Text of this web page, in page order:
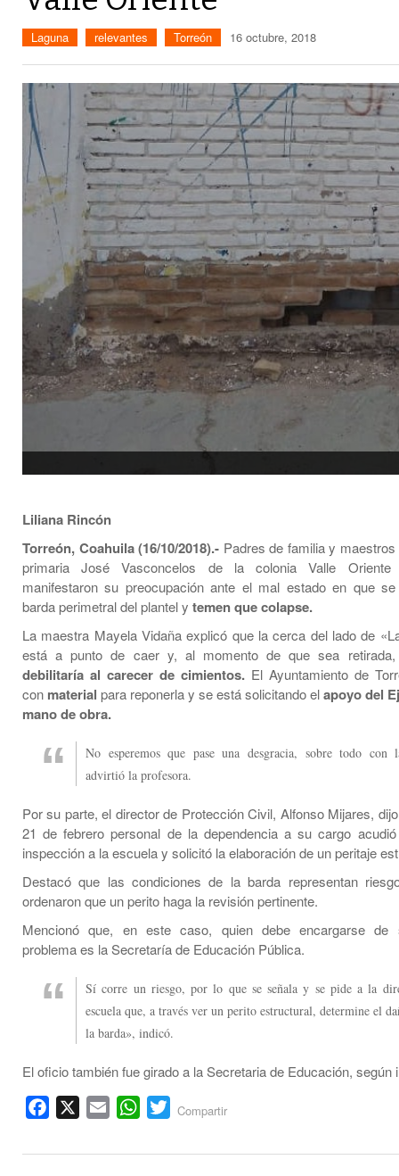
Laguna relevantes Torreón 16 octubre, 2018
Liliana Rincón
Torreón, Coahuila (16/10/2018).- Padres de familia y
primaria José Vasconcelos de la colonia Valle Oriente
manifestaron su preocupación ante el mal estado en que
barda perimetral del plantel y temen que colapse.
La maestra Mayela Vidaña explicó que la cerca del lado de
está a punto de caer y, al momento de que sea
debilitaría al carecer de cimientos. El Ayuntamiento de
con material para reponerla y se está solicitando elapoyo del
mano de obra.
No esperemos que pase una desgracia, sobre todo con
advirtió la profesora.
Por su parte, el director de Protección Civil, Alfonso Mijares,
21 de febrero personal de la dependencia a su cargo
inspección a la escuela y solicitó la elaboración de un peritaje
Destacó que las condiciones de la barda representan
ordenaron que un perito haga la revisión pertinente.
Mencionó que, en este caso, quien debe encargarse de
problema es la Secretaría de Educación Pública.
Sí corre un riesgo, por lo que se señala y se pide a la
escuela que, a través ver un perito estructural, determine el
la barda», indicó.
El oficio también fue girado a la Secretaria de Educación, según
Facebook Email WhatsApp
Twitter
Compartir